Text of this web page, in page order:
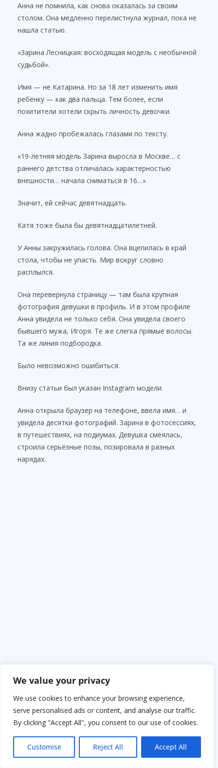
We value your privacy
We use cookies to enhance your browsing experience,
serve personalised ads or content, and analyse our traffic.
By clicking "Accept All", you consent to our use of cookies.
Customise Reject All Accept All
Анна не помнила, как снова оказалась за своим
столом. Она медленно перелистнула журнал, пока не
нашла статью.
«Зарина Лесницкая: восходящая модель с необычной
судьбой».
Имя — не Катарина. Но за 18 лет изменить имя
ребёнку — как два пальца. Тем более, если
похитители хотели скрыть личность девочки.
Анна жадно пробежалась глазами по тексту.
«19-летняя модель Зарина выросла в Москве… с
раннего детства отличалась характерностью
внешности… начала сниматься в 16…»
Значит, ей сейчас девятнадцать.
Катя тоже была бы девятнадцатилетней.
У Анны закружилась голова. Она вцепилась в край
стола, чтобы не упасть. Мир вокруг словно
расплылся.
Она перевернула страницу — там была крупная
фотография девушки в профиль. И в этом профиле
Анна увидела не только себя. Она увидела своего
бывшего мужа, Игоря. Те же слегка прямые волосы.
Та же линия подбородка.
Было невозможно ошибиться.
Внизу статьи был указан Instagram модели.
Анна открыла браузер на телефоне, ввела имя… и
увидела десятки фотографий. Зарина в фотосессиях,
в путешествиях, на подиумах. Девушка смеялась,
строила серьёзные позы, позировала в разных
нарядах.